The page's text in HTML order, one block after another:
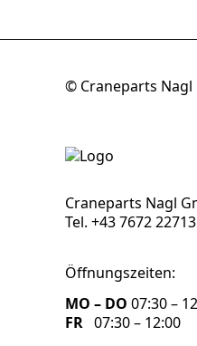
© Craneparts Nagl
Craneparts Nagl
Tel. +43 7672 22713
Öffnungszeiten:
MO – DO 07:30 –
FR 07:30 – 12:00